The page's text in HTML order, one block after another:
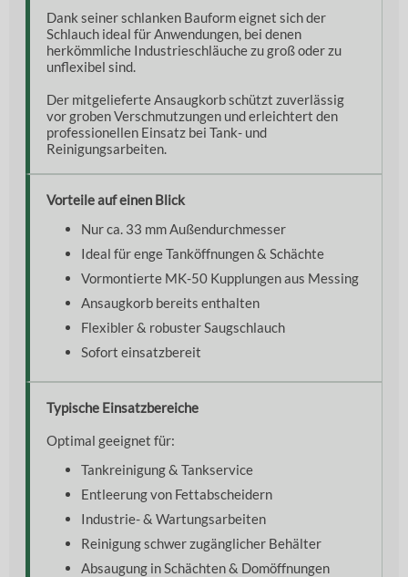
Dank seiner schlanken Bauform eignet sich der
Schlauch ideal für Anwendungen, bei denen
herkömmliche Industrieschläuche zu groß oder zu
unflexibel sind.
Der mitgelieferte Ansaugkorb schützt zuverlässig
vor groben Verschmutzungen und erleichtert den
professionellen Einsatz bei Tank- und
Reinigungsarbeiten.
Vorteile auf einen Blick
Nur ca. 33 mm Außendurchmesser
Ideal für enge Tanköffnungen & Schächte
Vormontierte MK-50 Kupplungen aus Messing
Ansaugkorb bereits enthalten
Flexibler & robuster Saugschlauch
Sofort einsatzbereit
Typische Einsatzbereiche
Optimal geeignet für:
Tankreinigung & Tankservice
Entleerung von Fettabscheidern
Industrie- & Wartungsarbeiten
Reinigung schwer zugänglicher Behälter
Absaugung in Schächten & Domöffnungen